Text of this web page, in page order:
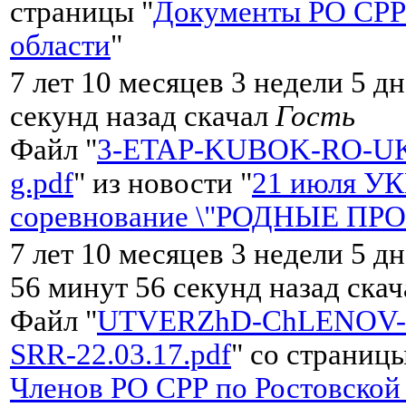
страницы "Документы РО СРР
области"
7 лет 10 месяцев 3 недели 5
секунд назад скачал Гость
Файл "3-ETAP-KUBOK-RO-
g.pdf" из новости "21 июля
соревнование \"РОДНЫЕ
7 лет 10 месяцев 3 недели 5
56 минут 56 секунд назад
Файл "UTVERZhD-
SRR-22.03.17.pdf" со
Членов РО CРР по Ростовской